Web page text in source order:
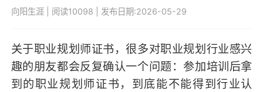
向阳生涯 阅读10098 发布日期:2026-05-29
关于职业规划师证书，很多对职业规划行业感兴
趣的朋友都会反复确认一个问题：参加培训后拿
到的职业规划师证书，到底能不能得到行业认